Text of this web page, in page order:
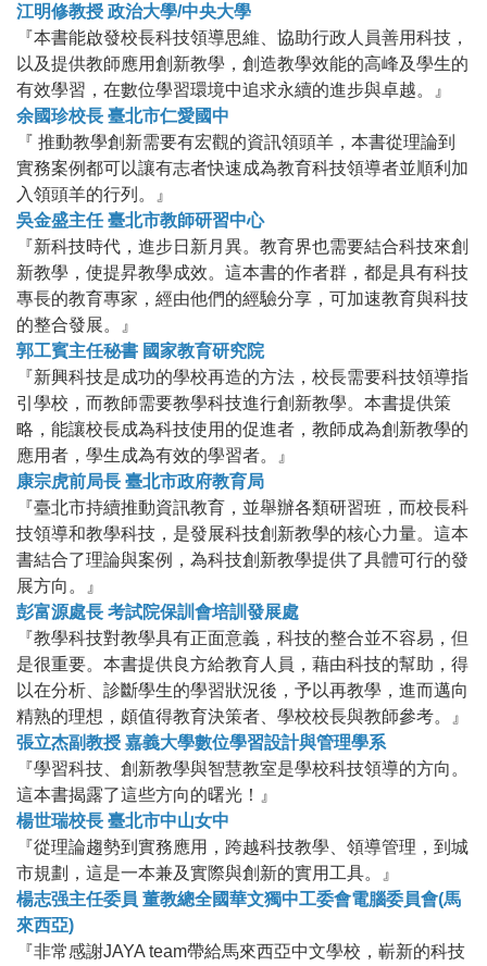
江明修教授 政治大學/中央大學
『本書能啟發校長科技領導思維、協助行政人員善用科技，
以及提供教師應用創新教學，創造教學效能的高峰及學生的
有效學習，在數位學習環境中追求永續的進步與卓越。』
余國珍校長 臺北市仁愛國中
『 推動教學創新需要有宏觀的資訊領頭羊，本書從理論到
實務案例都可以讓有志者快速成為教育科技領導者並順利加
入領頭羊的行列。』
吳金盛主任 臺北市教師研習中心
『新科技時代，進步日新月異。教育界也需要結合科技來創
新教學，使提昇教學成效。這本書的作者群，都是具有科技
專長的教育專家，經由他們的經驗分享，可加速教育與科技
的整合發展。』
郭工賓主任秘書 國家教育研究院
『新興科技是成功的學校再造的方法，校長需要科技領導指
引學校，而教師需要教學科技進行創新教學。本書提供策
略，能讓校長成為科技使用的促進者，教師成為創新教學的
應用者，學生成為有效的學習者。』
康宗虎前局長 臺北市政府教育局
『臺北市持續推動資訊教育，並舉辦各類研習班，而校長科
技領導和教學科技，是發展科技創新教學的核心力量。這本
書結合了理論與案例，為科技創新教學提供了具體可行的發
展方向。』
彭富源處長 考試院保訓會培訓發展處
『教學科技對教學具有正面意義，科技的整合並不容易，但
是很重要。本書提供良方給教育人員，藉由科技的幫助，得
以在分析、診斷學生的學習狀況後，予以再教學，進而邁向
精熟的理想，頗值得教育決策者、學校校長與教師參考。』
張立杰副教授 嘉義大學數位學習設計與管理學系
『學習科技、創新教學與智慧教室是學校科技領導的方向。
這本書揭露了這些方向的曙光！』
楊世瑞校長 臺北市中山女中
『從理論趨勢到實務應用，跨越科技教學、領導管理，到城
市規劃，這是一本兼及實際與創新的實用工具。』
楊志强主任委員 董教總全國華文獨中工委會電腦委員會(馬
來西亞)
『非常感謝JAYA team帶給馬來西亞中文學校，嶄新的科技